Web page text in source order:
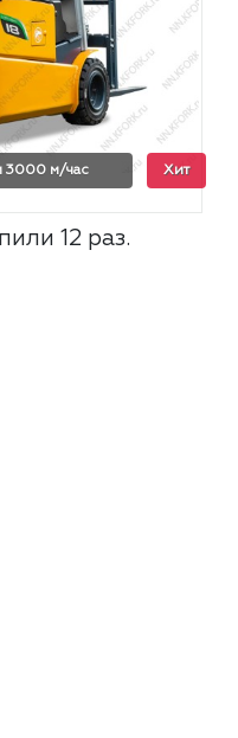
Хит
3000 м/час
12 раз.